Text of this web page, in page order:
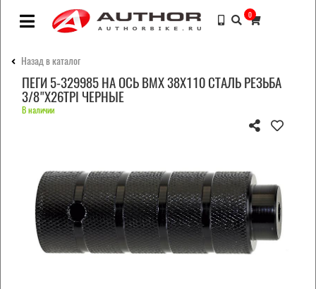
0
Назад в каталог
ПЕГИ 5-329985 НА ОСЬ BMX 38Х110 СТАЛЬ РЕЗЬБА
3/8"Х26TPI ЧЕРНЫЕ
В наличии